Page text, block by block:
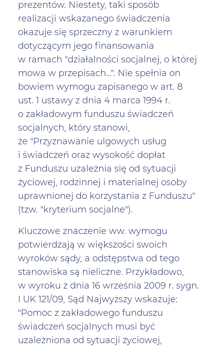
prezentów. Niestety, taki sposób
realizacji wskazanego świadczenia
okazuje się sprzeczny z warunkiem
dotyczącym jego finansowania
w ramach "działalności socjalnej, o której
mowa w przepisach…". Nie spełnia on
bowiem wymogu zapisanego w art. 8
ust. 1 ustawy z dnia 4 marca 1994 r.
o zakładowym funduszu świadczeń
socjalnych, który stanowi,
że "Przyznawanie ulgowych usług
i świadczeń oraz wysokość dopłat
z Funduszu uzależnia się od sytuacji
życiowej, rodzinnej i materialnej osoby
uprawnionej do korzystania z Funduszu"
(tzw. "kryterium socjalne").
Kluczowe znaczenie ww. wymogu
potwierdzają w większości swoich
wyroków sądy, a odstępstwa od tego
stanowiska są nieliczne. Przykładowo,
w wyroku z dnia 16 września 2009 r. sygn.
I UK 121/09, Sąd Najwyższy wskazuje:
"Pomoc z zakładowego funduszu
świadczeń socjalnych musi być
uzależniona od sytuacji życiowej,